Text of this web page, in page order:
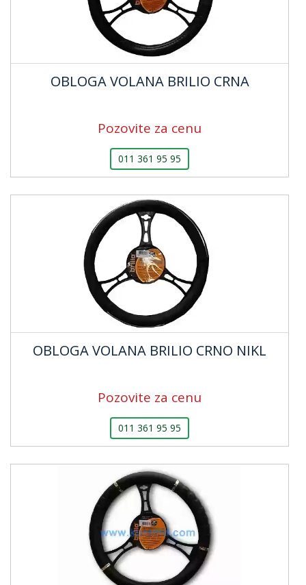
OBLOGA VOLANA BRILIO CRNA
Pozovite za cenu
011 361 95 95
OBLOGA VOLANA BRILIO CRNO NIKL
Pozovite za cenu
011 361 95 95